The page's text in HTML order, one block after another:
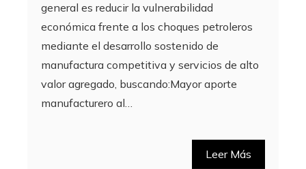
general es reducir la vulnerabilidad
económica frente a los choques petroleros
mediante el desarrollo sostenido de
manufactura competitiva y servicios de alto
valor agregado, buscando:Mayor aporte
manufacturero al…
Leer Más